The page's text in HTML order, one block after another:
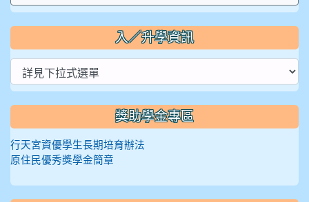
入／升學資訊
獎助學金專區
行天宮資優學生長期培育辦法
原住民優秀獎學金簡章